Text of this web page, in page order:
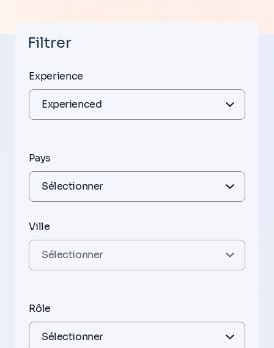
Filtrer
Experience
Pays
Ville
Rôle